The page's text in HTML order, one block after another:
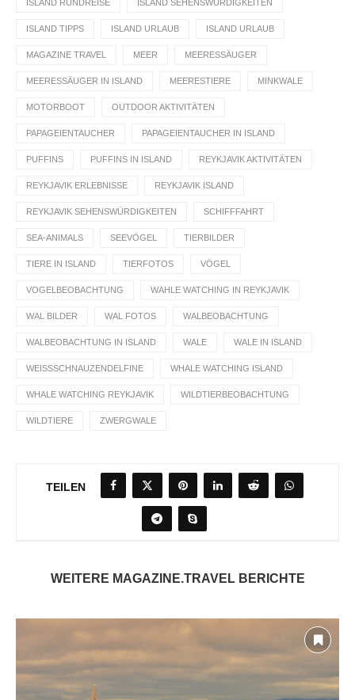
ISLAND RUNDREISE ISLAND SEHENSWÜRDIGKEITEN
ISLAND TIPPS ISLAND URLAUB ISLAND URLAUB
MAGAZINE TRAVEL MEER MEERESSÄUGER
MEERESSÄUGER IN ISLAND MEERESTIERE MINKWALE
MOTORBOOT OUTDOOR AKTIVITÄTEN
PAPAGEIENTAUCHER PAPAGEIENTAUCHER IN ISLAND
PUFFINS PUFFINS IN ISLAND REYKJAVIK AKTIVITÄTEN
REYKJAVIK ERLEBNISSE REYKJAVIK ISLAND
REYKJAVIK SEHENSWÜRDIGKEITEN SCHIFFFAHRT
SEA-ANIMALS SEEVÖGEL TIERBILDER
TIERE IN ISLAND TIERFOTOS VÖGEL
VOGELBEOBACHTUNG WAHLE WATCHING IN REYKJAVIK
WAL BILDER WAL FOTOS WALBEOBACHTUNG
WALBEOBACHTUNG IN ISLAND WALE WALE IN ISLAND
WEISSSCHNAUZENDELFINE WHALE WATCHING ISLAND
WHALE WATCHING REYKJAVIK WILDTIERBEOBACHTUNG
WILDTIERE ZWERGWALE
TEILEN
WEITERE MAGAZINE.TRAVEL BERICHTE